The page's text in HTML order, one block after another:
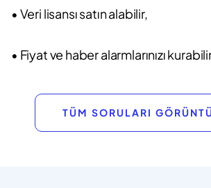
• Veri lisansı satın alabilir,
• Fiyat ve haber alarmlarınızı
TÜM SORULARI